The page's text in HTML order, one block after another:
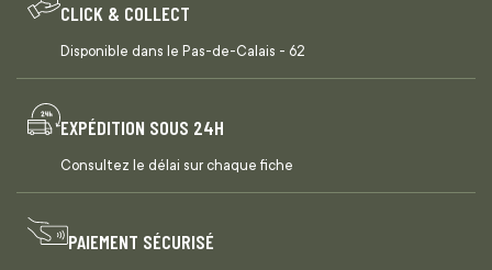
CLICK & COLLECT
Disponible dans le Pas-de-Calais - 62
EXPÉDITION SOUS 24H
Consultez le délai sur chaque fiche
PAIEMENT SÉCURISÉ